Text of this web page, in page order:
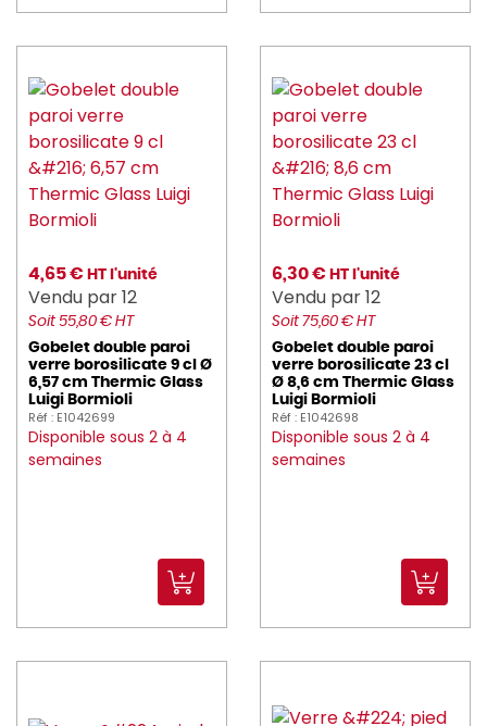
4,65 € HT l'unité
Vendu par 12
Soit 55,80 € HT
Gobelet double paroi
verre borosilicate 9 cl Ø
6,57 cm Thermic Glass
Luigi Bormioli
Réf : E1042699
Disponible sous 2 à 4
semaines
6,30 € HT l'unité
Vendu par 12
Soit 75,60 € HT
Gobelet double paroi
verre borosilicate 23 cl
Ø 8,6 cm Thermic Glass
Luigi Bormioli
Réf : E1042698
Disponible sous 2 à 4
semaines